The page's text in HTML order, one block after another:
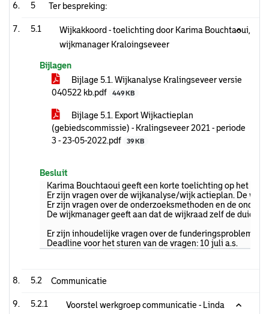
5 Ter bespreking:
5.1
Wijkakkoord - toelichting door Karima Bouchtaoui,
wijkmanager Kraloingseveer
Bijlagen
Bijlage 5.1. Wijkanalyse Kralingseveer versie
040522 kb.pdf
449 KB
Bijlage 5.1. Export Wijkactieplan
(gebiedscommissie) - Kralingseveer 2021 - periode
3 - 23-05-2022.pdf
39 KB
Besluit
Karima Bouchtaoui geeft een korte toelichting op het
Er zijn vragen over de wijkanalyse/wijk actieplan. De
Er zijn vragen over de onderzoeksmethoden en de
De wijkmanager geeft aan dat de wijkraad zelf de
Er zijn inhoudelijke vragen over de
Deadline voor het sturen van de vragen: 10 juli a.s.
5.2 Communicatie
5.2.1
Voorstel werkgroep communicatie - Linda